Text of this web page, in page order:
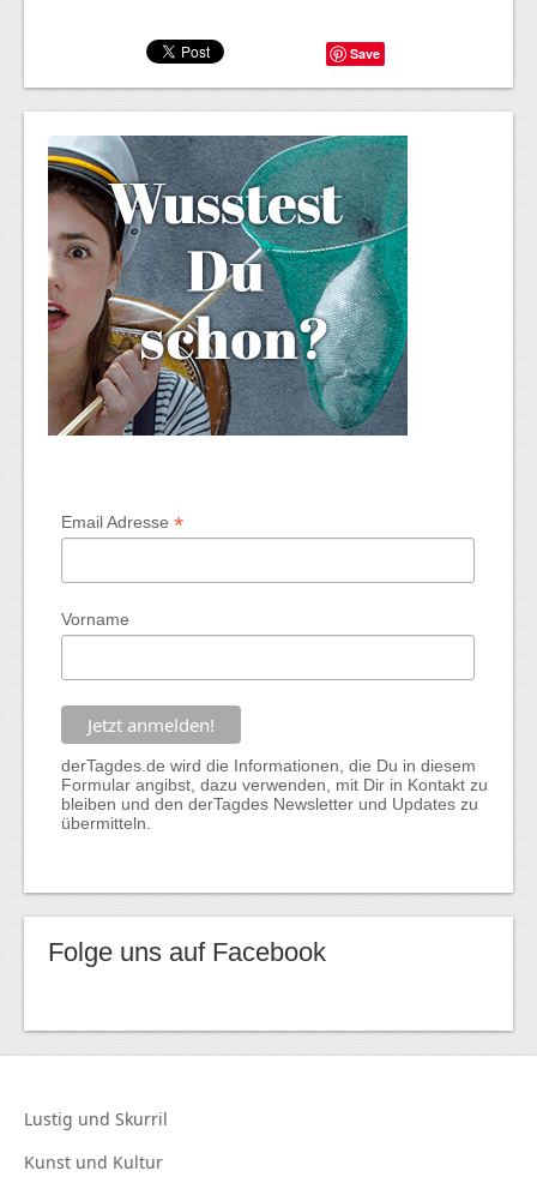
Save
Email Adresse*
Vorname
derTagdes.de wird die Informationen, die Du in diesem
Formular angibst, dazu verwenden, mit Dir in Kontakt zu
bleiben und den derTagdes Newsletter und Updates zu
übermitteln.
Folge uns auf Facebook
Lustig und Skurril
Kunst und Kultur